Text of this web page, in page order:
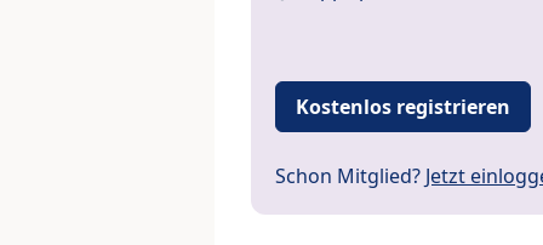
Kostenlos registrieren
Schon Mitglied? Jetzt